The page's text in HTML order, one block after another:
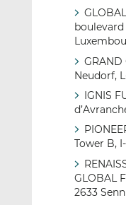
boulevard
GRAND
Neudorf,
IGNIS
Tower B,
GLOBAL
2633